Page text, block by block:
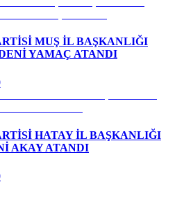
MUŞ İL BAŞKANLIĞI
YAMAÇ ATANDI
HATAY İL BAŞKANLIĞI
AKAY ATANDI